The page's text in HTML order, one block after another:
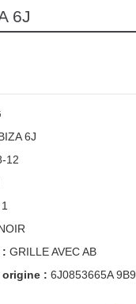
6J
6J
12
1
: GRILLE AVEC AB
origine : 6J0853665A 9B9